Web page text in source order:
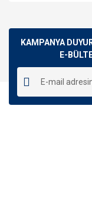
kullanarak
Görüş ve
Ürün resmi
Ürün
Ürün
Ürün fiyatı
KAMPANYA
E-